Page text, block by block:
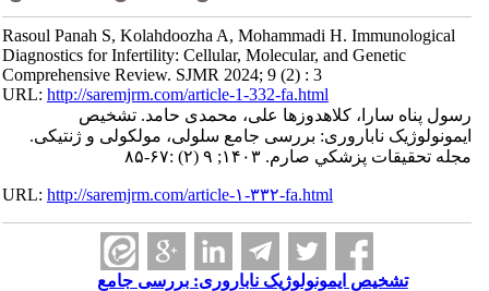
Rasoul Panah S, Kolahdoozha A, Mohammadi H. Immunological
Diagnostics for Infertility: Cellular, Molecular, and Genetic
Comprehensive Review. SJMR 2024; 9 (2) : 3
URL:http://saremjrm.com/article-1-332-fa.html
رسول پناه سارا، کلاهدوزها علی، محمدی حامد. تشخیص
ایمونولوژیک ناباروری: بررسی جامع سلولی، مولکولی و ژنتیکی.
مجله تحقيقات پزشكي صارم. ۱۴۰۳; ۹ (۲) :۶۷-۸۵
URL:http://saremjrm.com/article-۱-۳۳۲-fa.html
تشخیص ایمونولوژیک ناباروری: بررسی جامع